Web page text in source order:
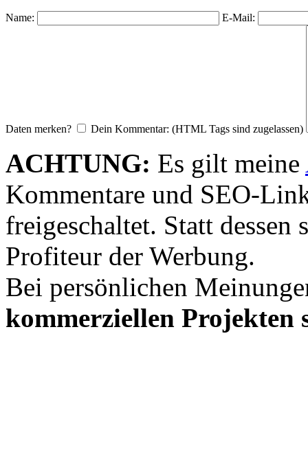
Name: E-Mail:
Daten merken? Dein Kommentar: (HTML Tags sind zugelassen)
ACHTUNG: Es gilt meine
Kommentare und SEO-
freigeschaltet. Statt dessen
Profiteur der Werbung.
Bei persönlichen
kommerziellen Projekten